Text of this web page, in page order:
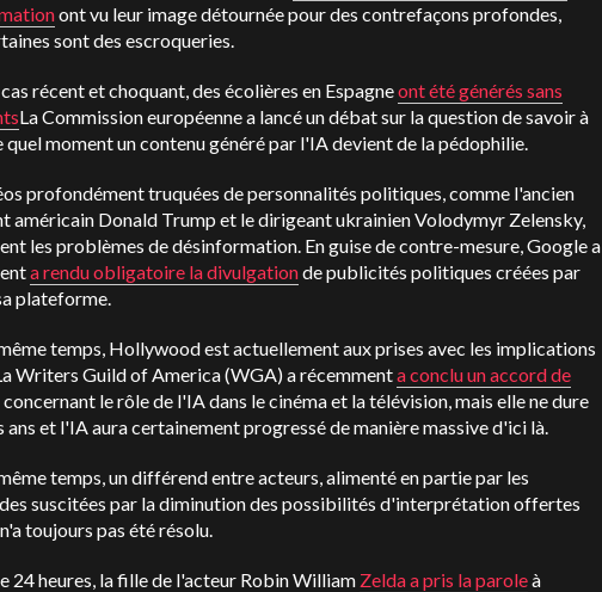
ont vu leur image détournée pour des contrefaçons profondes,
sont des escroqueries.
récent et choquant, des écolières en Espagneont été générés sans
La Commission européenne a lancé un débat sur la question de savoir à
moment un contenu généré par l'IA devient de la pédophilie.
profondément truquées de personnalités politiques, comme l'ancien
américain Donald Trump et le dirigeant ukrainien Volodymyr Zelensky,
les problèmes de désinformation. En guise de contre-mesure, Google a
a rendu obligatoire la divulgationde publicités politiques créées par
plateforme.
temps, Hollywood est actuellement aux prises avec les implications
Writers Guild of America (WGA) a récemmenta conclu un accord de
concernant le rôle de l'IA dans le cinéma et la télévision, mais elle ne dure
ans et l'IA aura certainement progressé de manière massive d'ici là.
temps, un différend entre acteurs, alimenté en partie par les
suscitées par la diminution des possibilités d'interprétation offertes
toujours pas été résolu.
24 heures, la fille de l'acteur Robin William Zelda a pris la paroleà